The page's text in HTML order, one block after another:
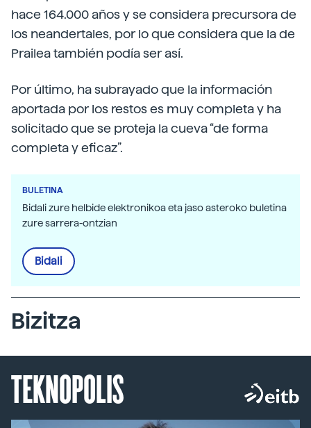
hace 164.000 años y se considera precursora de
los neandertales, por lo que considera que la de
Prailea también podía ser así.
Por último, ha subrayado que la información
aportada por los restos es muy completa y ha
solicitado que se proteja la cueva “de forma
completa y eficaz”.
BULETINA
Bidali zure helbide elektronikoa eta jaso asteroko buletina
zure sarrera-ontzian
Bidali
Bizitza
TEKNOPOLIS